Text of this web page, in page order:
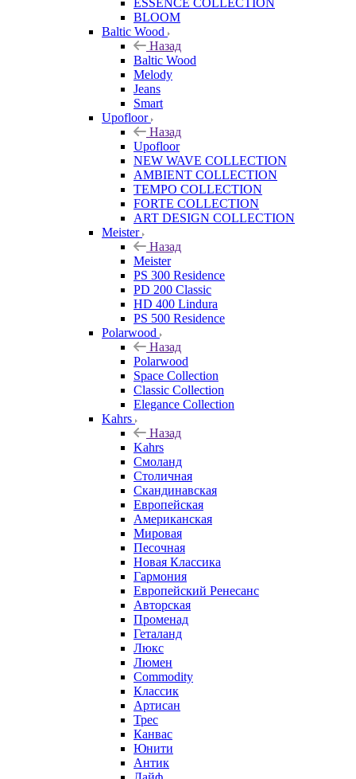
ESSENCE COLLECTION
BLOOM
Baltic Wood
Назад
Baltic Wood
Melody
Jeans
Smart
Upofloor
Назад
Upofloor
NEW WAVE COLLECTION
AMBIENT COLLECTION
TEMPO COLLECTION
FORTE COLLECTION
ART DESIGN COLLECTION
Meister
Назад
Meister
PS 300 Residence
PD 200 Classic
HD 400 Lindura
PS 500 Residence
Polarwood
Назад
Polarwood
Space Collection
Classic Collection
Elegance Collection
Kahrs
Назад
Kahrs
Смоланд
Столичная
Скандинавская
Европейская
Американская
Мировая
Песочная
Новая Классика
Гармония
Европейский Ренесанс
Авторская
Променад
Геталанд
Люкс
Люмен
Commodity
Классик
Артисан
Трес
Канвас
Юнити
Антик